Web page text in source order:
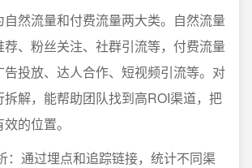
然流量和付费流量两大类。自然流量
、粉丝关注、社群引流等，付费流量
告投放、达人合作、短视频引流等。对
解，能帮助团队找到高ROI渠道，把
的位置。
：通过埋点和追踪链接，统计不同渠